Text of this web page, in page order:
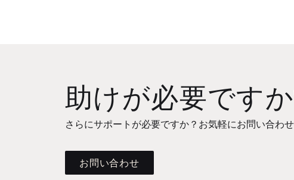
助けが必要です
さらにサポートが必要ですか？お気軽にお問い合わせ
お問い合わせ